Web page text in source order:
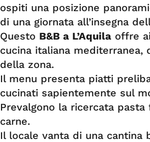
ospiti una posizione
di una giornata all’insegna
Questo B&B a L’Aquila offre
cucina italiana
della zona.
Il menu presenta piatti
cucinati sapientemente sul
Prevalgono la ricercata
carne.
Il locale vanta di una cantina